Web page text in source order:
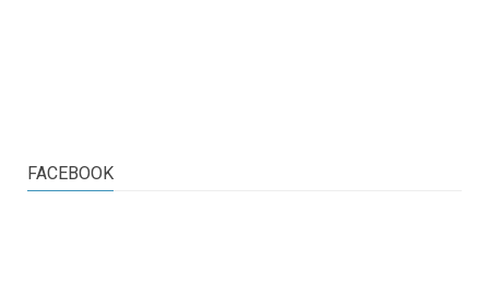
FACEBOOK